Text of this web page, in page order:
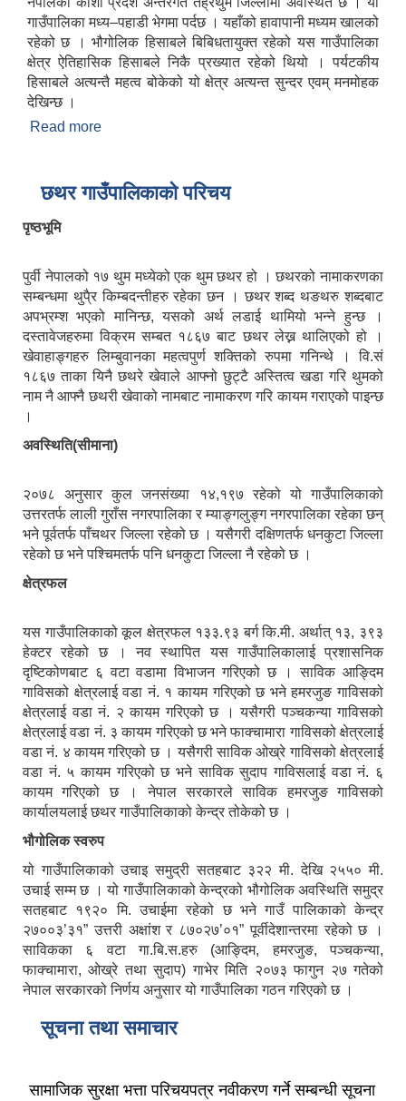
गाउँपालिका मध्य–पहाडी भेगमा पर्दछ । यहाँको हावापानी मध्यम खालको
रहेको छ । भौगोलिक हिसाबले बिबिधतायुक्त रहेको यस गाउँपालिका
क्षेत्र ऐतिहासिक हिसाबले निकै प्रख्यात रहेको थियो । पर्यटकीय
हिसाबले अत्यन्तै महत्व बोकेको यो क्षेत्र अत्यन्त सुन्दर एवम् मनमोहक
देखिन्छ ।
Read more
छथर गाउँपालिकाको परिचय
पृष्ठभूमि
पुर्वी नेपालको १७ थुम मध्येको एक थुम छथर हो । छथरको नामाकरणका
सम्बन्धमा थुपै्र किम्बदन्तीहरु रहेका छन । छथर शब्द थङथरु शब्दबाट
अपभ्रम्श भएको मानिन्छ, यसको अर्थ लडाई थामियो भन्ने हुन्छ ।
दस्तावेजहरुमा विक्रम सम्बत १८६७ बाट छथर लेख्न थालिएको हो ।
खेवाहाङ्गहरु लिम्बुवानका महत्वपुर्ण शक्तिको रुपमा गनिन्थे । वि.सं
१८६७ ताका यिनै छथरे खेवाले आफ्नो छुट्टै अस्तित्व खडा गरि थुमको
नाम नै आफ्नै छथरी खेवाको नामबाट नामाकरण गरि कायम गराएको पाइन्छ
।
अवस्थिति(सीमाना)
२०७८ अनुसार कुल जनसंख्या १४,१९७ रहेको यो गाउँपालिकाको
उत्तरतर्फ लाली गुराँस नगरपालिका र म्याङ्गलुङ्ग नगरपालिका रहेका छन्
भने पूर्वतर्फ पाँचथर जिल्ला रहेको छ । यसैगरी दक्षिणतर्फ धनकुटा जिल्ला
रहेको छ भने पश्चिमतर्फ पनि धनकुटा जिल्ला नै रहेको छ ।
क्षेत्रफल
यस गाउँपालिकाको कूल क्षेत्रफल १३३.९३ बर्ग कि.मी. अर्थात् १३, ३९३
हेक्टर रहेको छ । नव स्थापित यस गाउँपालिकालाई प्रशासनिक
दृष्टिकोणबाट ६ वटा वडामा विभाजन गरिएको छ । साविक आङ्दिम
गाविसको क्षेत्रलाई वडा नं. १ कायम गरिएको छ भने हमरजुङ गाविसको
क्षेत्रलाई वडा नं. २ कायम गरिएको छ । यसैगरी पञ्चकन्या गाविसको
क्षेत्रलाई वडा नं. ३ कायम गरिएको छ भने फाक्चामारा गाविसको क्षेत्रलाई
वडा नं. ४ कायम गरिएको छ । यसैगरी साविक ओख्रे गाविसको क्षेत्रलाई
वडा नं. ५ कायम गरिएको छ भने साविक सुदाप गाविसलाई वडा नं. ६
कायम गरिएको छ । नेपाल सरकारले साविक हमरजुङ गाविसको
कार्यालयलाई छथर गाउँपालिकाको केन्द्र तोकेको छ ।
भौगोलिक स्वरुप
यो गाउँपालिकाको उचाइ समुद्री सतहबाट ३२२ मी. देखि २५५० मी.
उचाई सम्म छ । यो गाउँपालिकाको केन्द्रको भौगोलिक अवस्थिति समुद्र
सतहबाट १९२० मि. उचाईमा रहेको छ भने गाउँ पालिकाको केन्द्र
२७००३’३१” उत्तरी अक्षांश र ८७०२७’०१” पूर्वीदेशान्तरमा रहेको छ ।
साविकका ६ वटा गा.बि.स.हरु (आङ्दिम, हमरजुङ, पञ्चकन्या,
फाक्चामारा, ओख्रे तथा सुदाप) गाभेर मिति २०७३ फागुन २७ गतेको
नेपाल सरकारको निर्णय अनुसार यो गाउँपालिका गठन गरिएको छ ।
सूचना तथा समाचार
सामाजिक सुरक्षा भत्ता परिचयपत्र नवीकरण गर्ने सम्बन्धी सूचना